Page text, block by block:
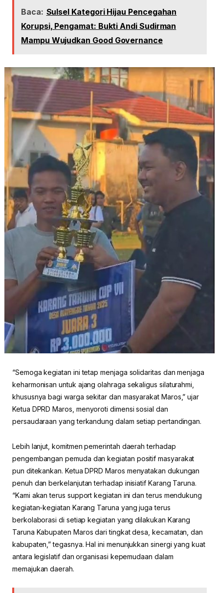
Baca: Sulsel Kategori Hijau Pencegahan
Korupsi, Pengamat: Bukti Andi Sudirman
Mampu Wujudkan Good Governance
“Semoga kegiatan ini tetap menjaga solidaritas dan menjaga
keharmonisan untuk ajang olahraga sekaligus silaturahmi,
khususnya bagi warga sekitar dan masyarakat Maros,” ujar
Ketua DPRD Maros, menyoroti dimensi sosial dan
persaudaraan yang terkandung dalam setiap pertandingan.
Lebih lanjut, komitmen pemerintah daerah terhadap
pengembangan pemuda dan kegiatan positif masyarakat
pun ditekankan. Ketua DPRD Maros menyatakan dukungan
penuh dan berkelanjutan terhadap inisiatif Karang Taruna.
“Kami akan terus support kegiatan ini dan terus mendukung
kegiatan-kegiatan Karang Taruna yang juga terus
berkolaborasi di setiap kegiatan yang dilakukan Karang
Taruna Kabupaten Maros dari tingkat desa, kecamatan, dan
kabupaten,” tegasnya. Hal ini menunjukkan sinergi yang kuat
antara legislatif dan organisasi kepemudaan dalam
memajukan daerah.